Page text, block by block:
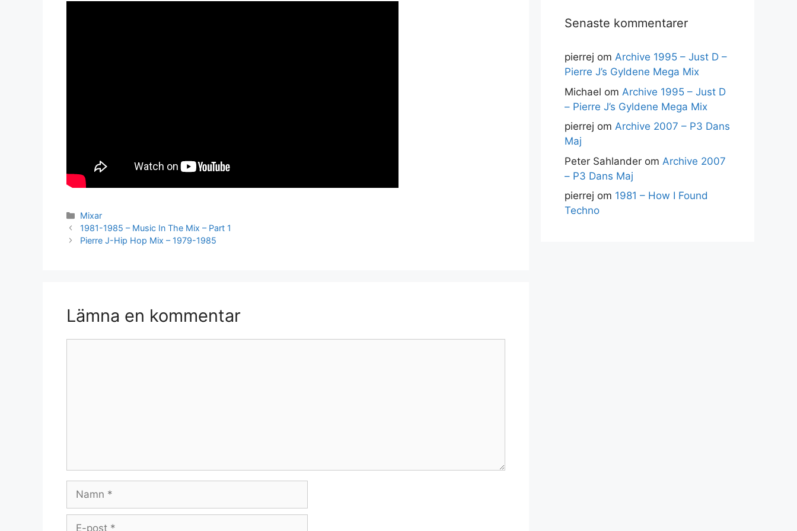
Kategorier
Mixar
1981-1985 – Music In The Mix – Part 1
Pierre J-Hip Hop Mix – 1979-1985
Lämna en kommentar
Namn
Senaste kommentarer
pierrej om Archive 1995 – Just D –
Pierre J’s Gyldene Mega Mix
Michael om Archive 1995 – Just D
– Pierre J’s Gyldene Mega Mix
pierrej om Archive 2007 – P3 Dans
Maj
Peter Sahlander om Archive 2007
– P3 Dans Maj
pierrej om 1981 – How I Found
Techno